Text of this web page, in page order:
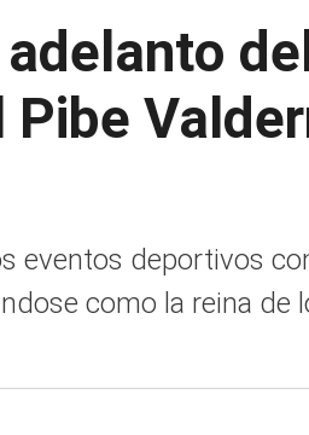
eventos deportivos
como la reina